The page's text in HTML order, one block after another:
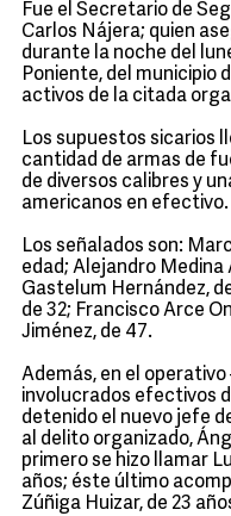
Fue el Secretario de
Carlos Nájera; quien
durante la noche del
Poniente, del municipio
activos de la citada
Los supuestos sicarios
cantidad de armas de
de diversos calibres y
americanos en efectivo.
Los señalados son:
edad; Alejandro Medina
Gastelum Hernández,
de 32; Francisco Arce
Jiménez, de 47.
Además, en el
involucrados efectivos
detenido el nuevo jefe
al delito organizado,
primero se hizo llamar
años; éste último
Zúñiga Huizar, de 23